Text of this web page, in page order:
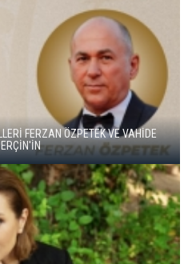
FERZAN ÖZPETEK VE VAHİDE